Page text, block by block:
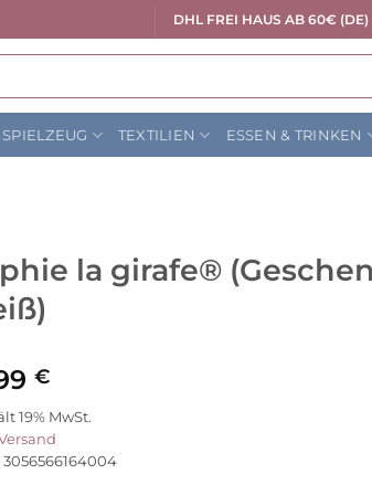
DHL FREI HAUS AB 60€ (DE)
SPIELZEUG TEXTILIEN ESSEN & TRINKEN
la girafe®
€
19% MwSt.
3056566164004